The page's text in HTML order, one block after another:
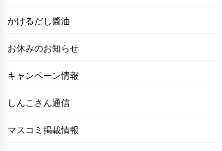
かけるだし醬油
お休みのお知らせ
キャンペーン情報
しんこさん通信
マスコミ掲載情報